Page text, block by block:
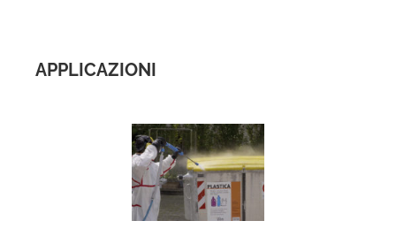
APPLICAZIONI